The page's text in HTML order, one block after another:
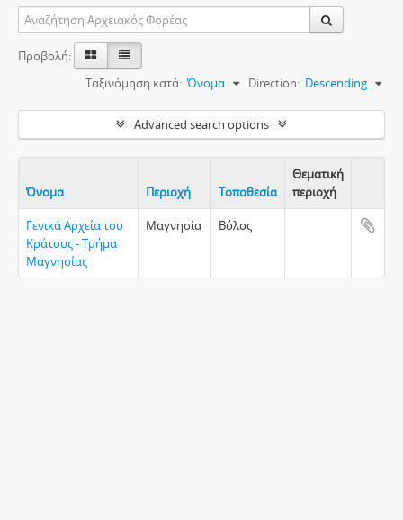
Προβολή:
Ταξινόμηση κατά: Όνομα Direction: Descending
Advanced search options
Όνομα Περιοχή Τοποθεσία
Θεματική
περιοχή
Γενικά Αρχεία του
Κράτους - Τμήμα
Μαγνησίας
Μαγνησία Βόλος